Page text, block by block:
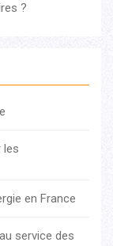
?
les
en France
service des